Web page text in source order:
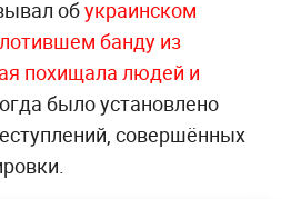
обукраинском
банду из
похищала людей и
было установлено
совершённых